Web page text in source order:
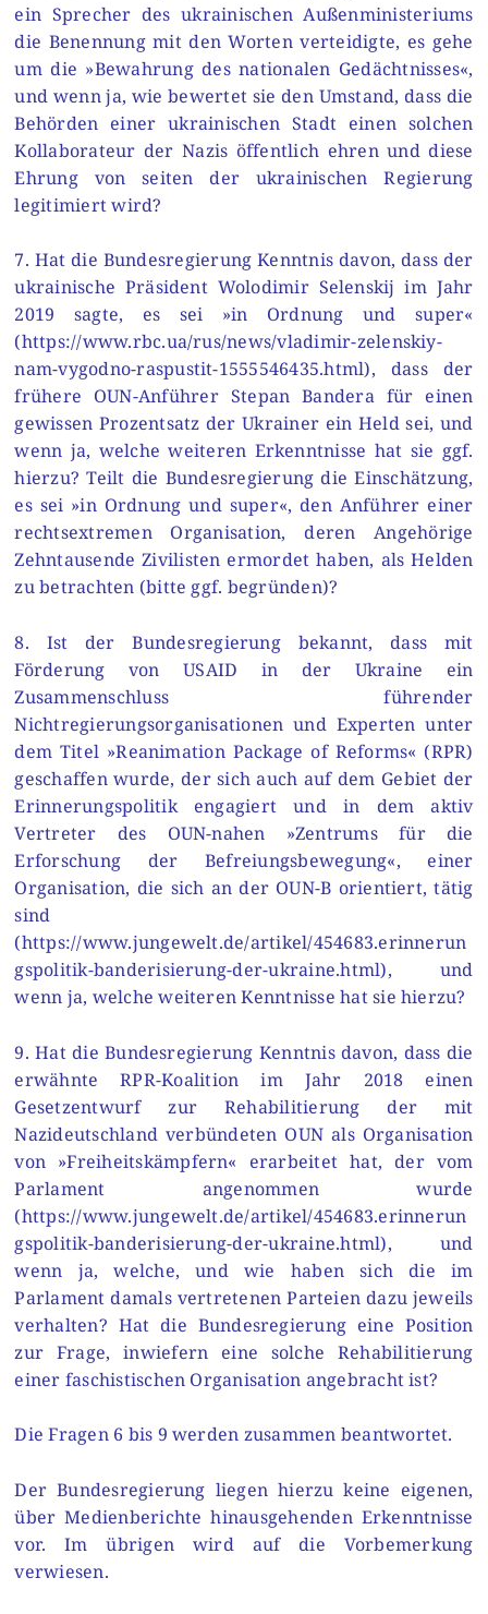
ein Sprecher des ukrainischen Außenministeriums
die Benennung mit den Worten verteidigte, es gehe
um die »Bewahrung des nationalen Gedächtnisses«,
und wenn ja, wie bewertet sie den Umstand, dass die
Behörden einer ukrainischen Stadt einen solchen
Kollaborateur der Nazis öffentlich ehren und diese
Ehrung von seiten der ukrainischen Regierung
legitimiert wird?
7. Hat die Bundesregierung Kenntnis davon, dass der
ukrainische Präsident Wolodimir Selenskij im Jahr
2019 sagte, es sei »in Ordnung und super«
(https://www.rbc.ua/rus/news/vladimir-zelenskiy-
nam-vygodno-raspustit-1555546435.html), dass der
frühere OUN-Anführer Stepan Bandera für einen
gewissen Prozentsatz der Ukrainer ein Held sei, und
wenn ja, welche weiteren Erkenntnisse hat sie ggf.
hierzu? Teilt die Bundesregierung die Einschätzung,
es sei »in Ordnung und super«, den Anführer einer
rechtsextremen Organisation, deren Angehörige
Zehntausende Zivilisten ermordet haben, als Helden
zu betrachten (bitte ggf. begründen)?
8. Ist der Bundesregierung bekannt, dass mit
Förderung von USAID in der Ukraine ein
Zusammenschluss führender
Nichtregierungsorganisationen und Experten unter
dem Titel »Reanimation Package of Reforms« (RPR)
geschaffen wurde, der sich auch auf dem Gebiet der
Erinnerungspolitik engagiert und in dem aktiv
Vertreter des OUN-nahen »Zentrums für die
Erforschung der Befreiungsbewegung«, einer
Organisation, die sich an der OUN-B orientiert, tätig
sind
(https://www.jungewelt.de/artikel/454683.erinnerun
gspolitik-banderisierung-der-ukraine.html), und
wenn ja, welche weiteren Kenntnisse hat sie hierzu?
9. Hat die Bundesregierung Kenntnis davon, dass die
erwähnte RPR-Koalition im Jahr 2018 einen
Gesetzentwurf zur Rehabilitierung der mit
Nazideutschland verbündeten OUN als Organisation
von »Freiheitskämpfern« erarbeitet hat, der vom
Parlament angenommen wurde
(https://www.jungewelt.de/artikel/454683.erinnerun
gspolitik-banderisierung-der-ukraine.html), und
wenn ja, welche, und wie haben sich die im
Parlament damals vertretenen Parteien dazu jeweils
verhalten? Hat die Bundesregierung eine Position
zur Frage, inwiefern eine solche Rehabilitierung
einer faschistischen Organisation angebracht ist?
Die Fragen 6 bis 9 werden zusammen beantwortet.
Der Bundesregierung liegen hierzu keine eigenen,
über Medienberichte hinausgehenden Erkenntnisse
vor. Im übrigen wird auf die Vorbemerkung
verwiesen.